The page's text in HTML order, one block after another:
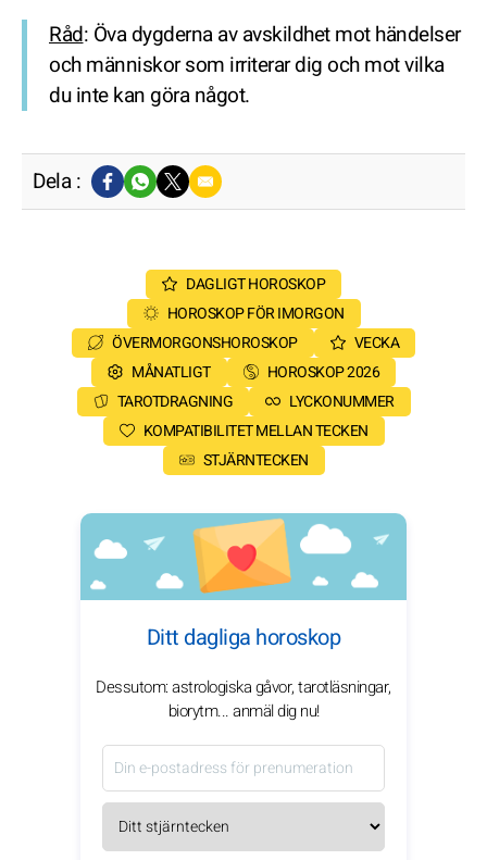
Råd: Öva dygderna av avskildhet mot händelser
och människor som irriterar dig och mot vilka
du inte kan göra något.
Dela :
DAGLIGT HOROSKOP
HOROSKOP FÖR IMORGON
ÖVERMORGONSHOROSKOP
VECKA
MÅNATLIGT
HOROSKOP 2026
TAROTDRAGNING
LYCKONUMMER
KOMPATIBILITET MELLAN TECKEN
STJÄRNTECKEN
Ditt dagliga horoskop
Dessutom: astrologiska gåvor, tarotläsningar,
biorytm... anmäl dig nu!